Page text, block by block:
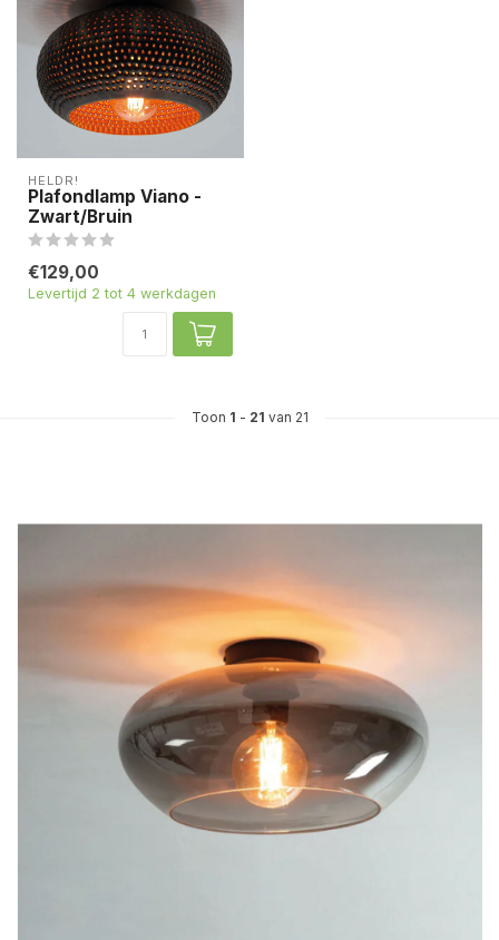
HELDR!
Plafondlamp Viano -
Zwart/Bruin
€129,00
Levertijd 2 tot 4 werkdagen
Toon 1 - 21 van 21